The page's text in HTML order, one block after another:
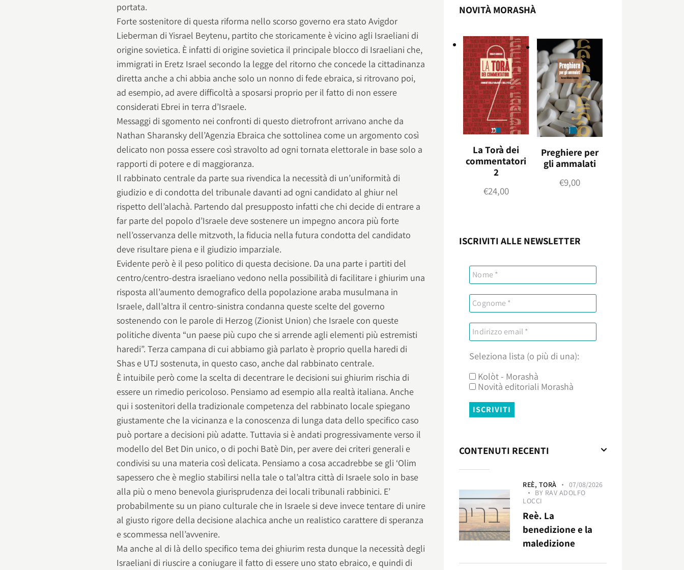
portata.
Forte sostenitore di questa riforma nello scorso governo era stato Avigdor
Lieberman di Yisrael Beytenu, partito che storicamente è vicino agli Israeliani di
origine sovietica. È infatti di origine sovietica il principale blocco di Israeliani che,
immigrati in Eretz Israel secondo la legge del ritorno che concede la cittadinanza
diretta anche a chi abbia anche solo un nonno di fede ebraica, si ritrovano poi,
ad esempio, ad avere difficoltà a sposarsi proprio per il fatto di non essere
considerati Ebrei in terra d’Israele.
Messaggi di sgomento nei confronti di questo dietrofront arrivano anche da
Nathan Sharansky dell’Agenzia Ebraica che sottolinea come un argomento così
delicato non possa essere così stravolto ad ogni tornata elettorale in base solo a
rapporti di potere e di maggioranza.
Il rabbinato centrale da parte sua rivendica la necessità di un’uniformità di
giudizio e di condotta del tribunale davanti ad ogni candidato al ghiur nel
rispetto dell’alachà. Partendo dal presupposto infatti che chi decide di entrare a
far parte del popolo d’Israele deve sostenere un impegno ancora più forte
nell’osservanza delle mitzvoth, la fiducia nella futura condotta del candidato
deve risultare piena e il giudizio imparziale.
Evidente però è il peso politico di questa decisione. Da una parte i partiti del
centro/centro-destra israeliano vedono nella possibilità di facilitare i ghiurim una
risposta all’aumento demografico della popolazione araba musulmana in
Israele, dall’altra il centro-sinistra condanna queste scelte del governo
sostenendo con le parole di Herzog (Zionist Union) che Israele con queste
politiche diventa “un paese più cupo che si arrende agli elementi più estremisti
haredi”. Terza campana di cui abbiamo già parlato è proprio quella haredi di
Shas e UTJ sostenuta, in questo caso, anche dal rabbinato centrale.
È intuibile però come la scelta di decentrare le decisioni sui ghiurim rischia di
essere un rimedio pericoloso. Pensiamo ad esempio alla realtà italiana. Anche
qui i sostenitori della tradizionale competenza del rabbinato locale spiegano
giustamente che la vicinanza e la conoscenza di lunga data dello specifico caso
può portare a decisioni più adatte. Tuttavia si è andati progressivamente verso il
modello del Bet Din unico, o di pochi Batè Din, per avere dei criteri generali e
condivisi su una materia così delicata. Pensiamo a cosa accadrebbe se gli ‘Olim
sapessero che è meglio stabilirsi nella tale o tal’altra città di Israele solo in base
alla più o meno benevola giurisprudenza dei locali tribunali rabbinici. E’
probabilmente su un piano culturale che in Israele si deve invece tentare di unire
al giusto rigore della decisione alachica anche un realistico carattere di speranza
e scommessa nell’avvenire.
Ma anche al di là dello specifico tema dei ghiurim resta dunque la necessità degli
Israeliani di riuscire a coniugare il fatto di essere uno stato ebraico, e quindi di
NOVITÀ MORASHÀ
La Torà dei
commentatori
2
€24,00
Preghiere per
gli ammalati
€9,00
ISCRIVITI ALLE NEWSLETTER
Seleziona lista (o più di una):
Kolòt - Morashà
Novità editoriali Morashà
CONTENUTI RECENTI
REÈ, TORÀ
07/08/2026
BY RAV ADOLFO
LOCCI
Reè. La
benedizione e la
maledizione